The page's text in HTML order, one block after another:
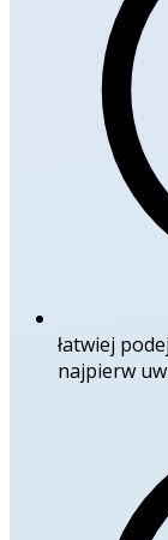
łatwiej
najpierw